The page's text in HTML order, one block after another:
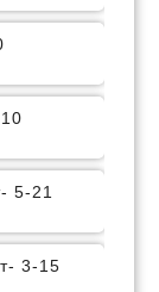
5-21
3-15